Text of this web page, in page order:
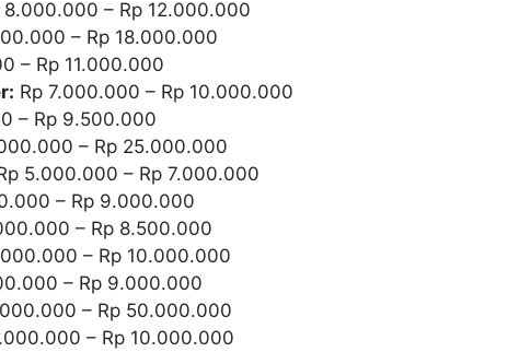
8.000.000 – Rp 12.000.000
– Rp 18.000.000
– Rp 11.000.000
Rp 7.000.000 – Rp 10.000.000
– Rp 9.500.000
– Rp 25.000.000
5.000.000 – Rp 7.000.000
– Rp 9.000.000
– Rp 8.500.000
– Rp 10.000.000
– Rp 9.000.000
– Rp 50.000.000
– Rp 10.000.000